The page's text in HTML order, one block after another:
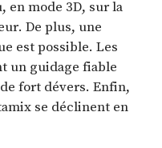
en mode 3D, sur la
De plus, une
est possible. Les
un guidage fiable
fort dévers. Enfin,
se déclinent en